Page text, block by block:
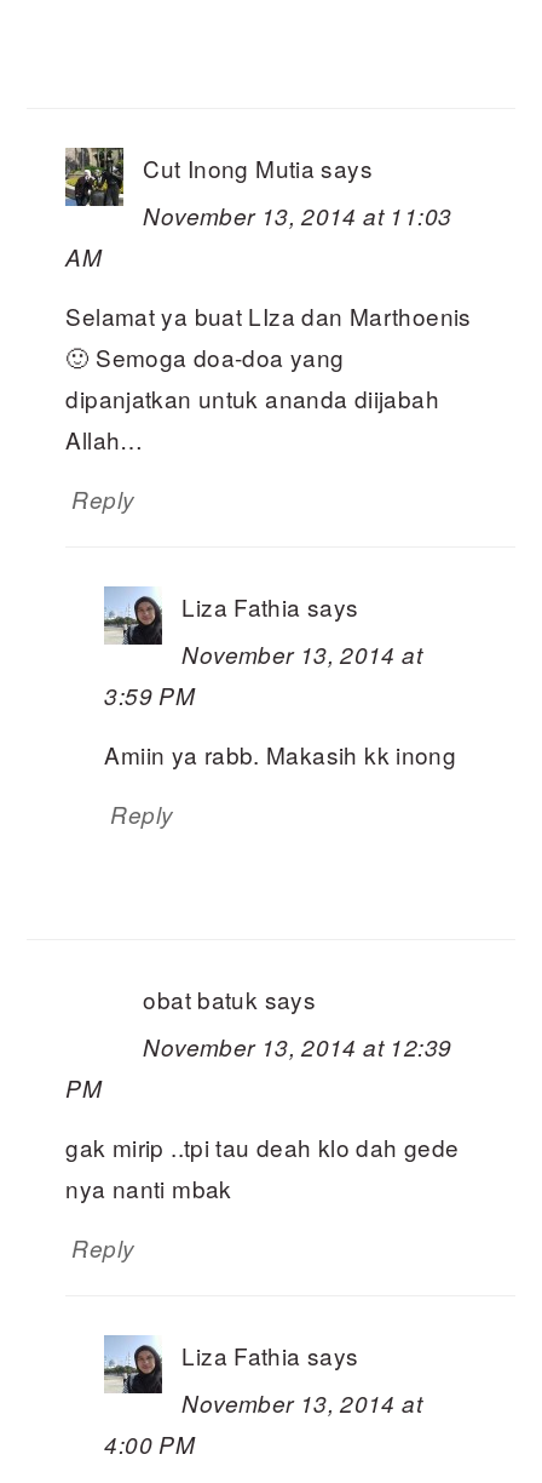
Cut Inong Mutia says
November 13, 2014 at 11:03
AM
Selamat ya buat LIza dan Marthoenis
🙂 Semoga doa-doa yang
dipanjatkan untuk ananda diijabah
Allah…
Reply
Liza Fathia says
November 13, 2014 at
3:59 PM
Amiin ya rabb. Makasih kk inong
Reply
obat batuk says
November 13, 2014 at 12:39
PM
gak mirip ..tpi tau deah klo dah gede
nya nanti mbak
Reply
Liza Fathia says
November 13, 2014 at
4:00 PM